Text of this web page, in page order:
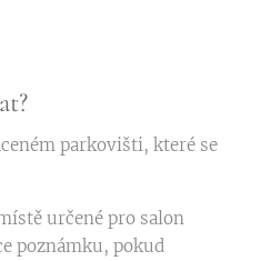
parkovišti, které se
určené pro salon
poznámku, pokud